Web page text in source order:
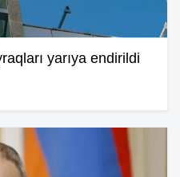
yarıya endirildi